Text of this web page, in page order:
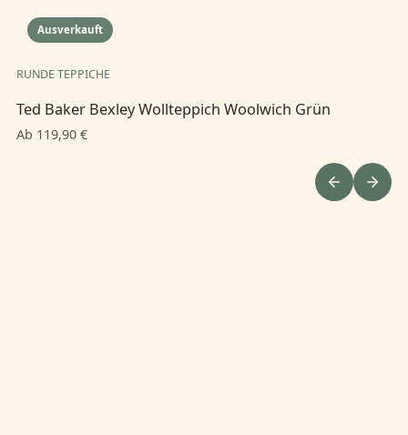
Ausverkauft
RUNDE TEPPICHE
Ted Baker Bexley Wollteppich Woolwich Grün
Ab 119,90 €